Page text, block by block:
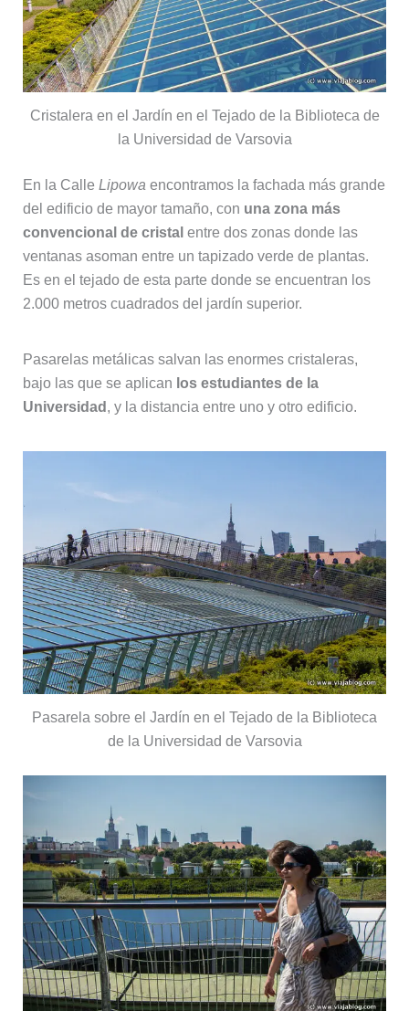
Cristalera en el Jardín en el Tejado de la Biblioteca de
la Universidad de Varsovia
En la Calle Lipowa encontramos la fachada más grande
del edificio de mayor tamaño, con una zona más
convencional de cristal entre dos zonas donde las
ventanas asoman entre un tapizado verde de plantas.
Es en el tejado de esta parte donde se encuentran los
2.000 metros cuadrados del jardín superior.
Pasarelas metálicas salvan las enormes cristaleras,
bajo las que se aplican los estudiantes de la
Universidad , y la distancia entre uno y otro edificio.
Pasarela sobre el Jardín en el Tejado de la Biblioteca
de la Universidad de Varsovia